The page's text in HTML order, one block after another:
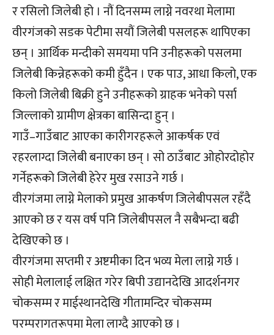
र रसिलो जिलेबी हो । नौं दिनसम्म लाग्ने नवरथा मेलामा
वीरगंजको सडक पेटीमा सयौं जिलेबी पसलहरू थापिएका
छन् । आर्थिक मन्दीको समयमा पनि उनीहरूको पसलमा
जिलेबी किन्नेहरूको कमी हुँदैन । एक पाउ, आधा किलो, एक
किलो जिलेबी बिक्री हुने उनीहरूको ग्राहक भनेको पर्सा
जिल्लाको ग्रामीण क्षेत्रका बासिन्दा हुन् ।
गाउँ–गाउँबाट आएका कारीगरहरूले आकर्षक एवं
रहरलाग्दा जिलेबी बनाएका छन् । सो ठाउँबाट ओहोरदोहोर
गर्नेहरूको जिलेबी हेरेर मुख रसाउने गर्छ ।
वीरगंजमा लाग्ने मेलाको प्रमुख आकर्षण जिलेबीपसल रहँदै
आएको छ र यस वर्ष पनि जिलेबीपसल नै सबैभन्दा बढी
देखिएको छ ।
वीरगंजमा सप्तमी र अष्टमीका दिन भव्य मेला लाग्ने गर्छ ।
सोही मेलालाई लक्षित गरेर बिपी उद्यानदेखि आदर्शनगर
चोकसम्म र माईस्थानदेखि गीतामन्दिर चोकसम्म
परम्परागतरूपमा मेला लाग्दै आएको छ ।